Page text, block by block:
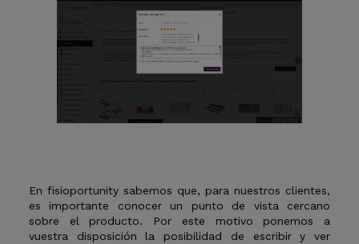
En fisioportunity sabemos que, para nuestros clientes,
es importante conocer un punto de vista cercano
sobre el producto. Por este motivo ponemos a
vuestra disposición la posibilidad de escribir y ver